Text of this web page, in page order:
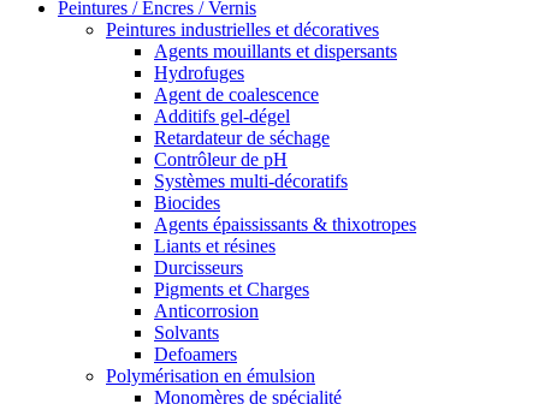
Peintures / Encres / Vernis
Peintures industrielles et décoratives
Agents mouillants et dispersants
Hydrofuges
Agent de coalescence
Additifs gel-dégel
Retardateur de séchage
Contrôleur de pH
Systèmes multi-décoratifs
Biocides
Agents épaississants & thixotropes
Liants et résines
Durcisseurs
Pigments et Charges
Anticorrosion
Solvants
Defoamers
Polymérisation en émulsion
Monomères de spécialité